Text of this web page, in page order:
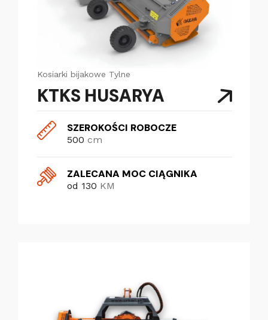
Kosiarki bijakowe Tylne
KTKS HUSARYA
SZEROKOŚCI ROBOCZE
500 cm
ZALECANA MOC CIĄGNIKA
od 130 KM